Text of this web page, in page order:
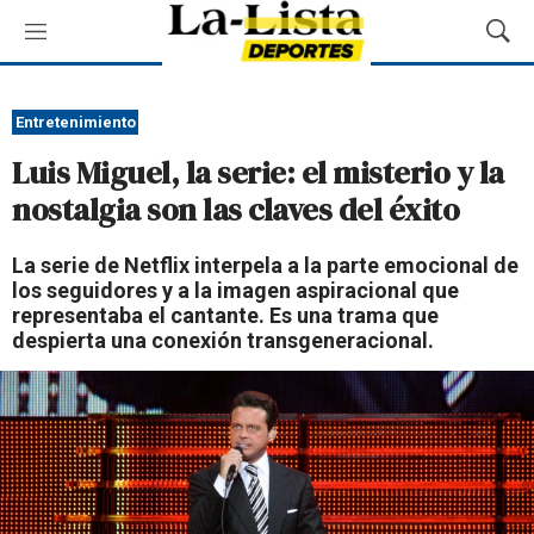
M
e
ú
M
o
a
r
s
d
Entretenimiento
Luis Miguel, la serie: el misterio y la
nostalgia son las claves del éxito
La serie de Netflix interpela a la parte emocional de
los seguidores y a la imagen aspiracional que
representaba el cantante. Es una trama que
despierta una conexión transgeneracional.